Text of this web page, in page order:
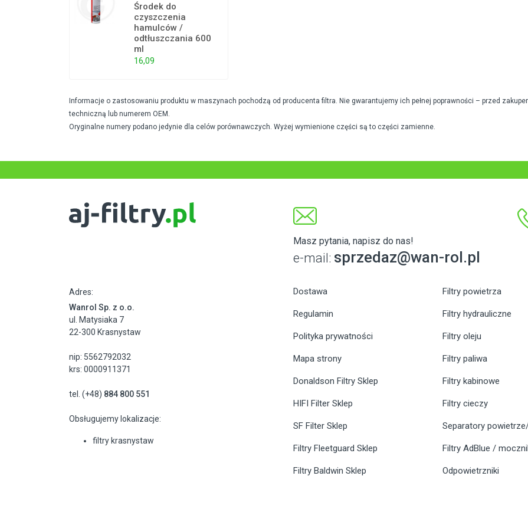
Środek do
czyszczenia
hamulców /
odtłuszczania 600
ml
16,09
Informacje o zastosowaniu produktu w maszynach pochodzą od producenta filtra. Nie gwarantujemy ich pełnej poprawności – przed
techniczną lub numerem OEM.
Oryginalne numery podano jedynie dla celów porównawczych. Wyżej wymienione części są to części zamienne.
Masz pytania, napisz do nas!
e-mail: sprzedaz@wan-rol.pl
Adres:
Wanrol Sp. z o.o.
ul. Matysiaka 7
22-300 Krasnystaw
nip: 5562792032
krs: 0000911371
tel. (+48) 884 800 551
Obsługujemy lokalizacje:
filtry krasnystaw
Dostawa
Regulamin
Polityka prywatności
Mapa strony
Donaldson Filtry Sklep
HIFI Filter Sklep
SF Filter Sklep
Filtry Fleetguard Sklep
Filtry Baldwin Sklep
Filtry powietrza
Filtry hydrauliczne
Filtry oleju
Filtry paliwa
Filtry kabinowe
Filtry cieczy
Separatory
Filtry AdBlue /
Odpowietrzniki